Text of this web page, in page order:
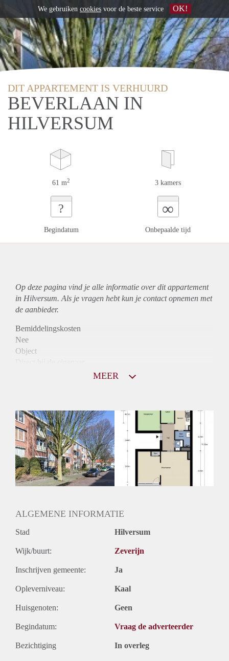
DIT APPARTEMENT IS VERHUURD
BEVERLAAN IN
HILVERSUM
61 m2 3 kamers
?
Begindatum
∞
Onbepaalde tijd
Op deze pagina vind je alle informatie over ditappartement
in Hilversum. Als je vragen hebt kun je contact opnemen met
de aanbieder.
Bemiddelingskosten
Nee
Object
Huurtoeslag
Niet mogelijk
Inkomen eis
3,0 X Maandhuur Bruto
Huurtermijn
Onbepaalde termijn
Oplevering
MEER
ALGEMENE INFORMATIE
Stad Hilversum
Wijk/buurt: Zeverijn
Inschrijven gemeente: Ja
Opleverniveau: Kaal
Huisgenoten: Geen
Begindatum: Vraag de adverteerder
Bezichtiging In overleg
We gebruiken cookies voor de beste service OK!